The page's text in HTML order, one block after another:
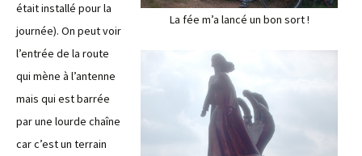
était installé pour la
journée). On peut voir
l’entrée de la route
qui mène à l’antenne
mais qui est barrée
par une lourde chaîne
car c’est un terrain
La fée m’a lancé un bon sort !